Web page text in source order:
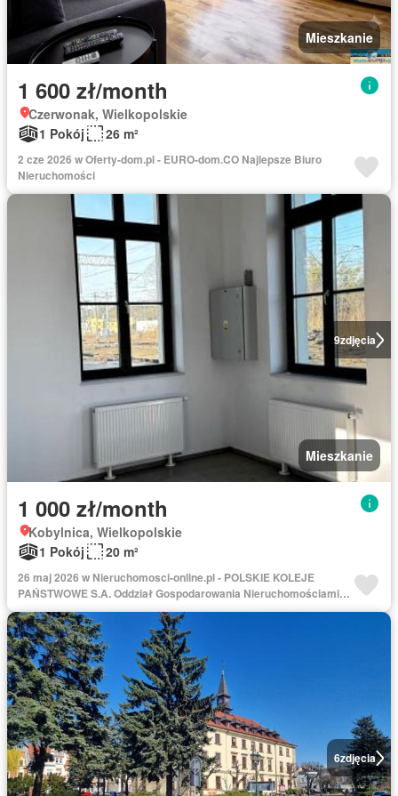
Mieszkanie
1 600 zł/month
Czerwonak, Wielkopolskie
1 Pokój
26 m²
2 cze 2026 w Oferty-dom.pl - EURO-dom.CO Najlepsze Biuro
Nieruchomości
9zdjęcia
Mieszkanie
1 000 zł/month
Kobylnica, Wielkopolskie
1 Pokój
20 m²
26 maj 2026 w Nieruchomosci-online.pl - POLSKIE KOLEJE
PAŃSTWOWE S.A. Oddział Gospodarowania Nieruchomościami w
Poznaniu
6zdjęcia